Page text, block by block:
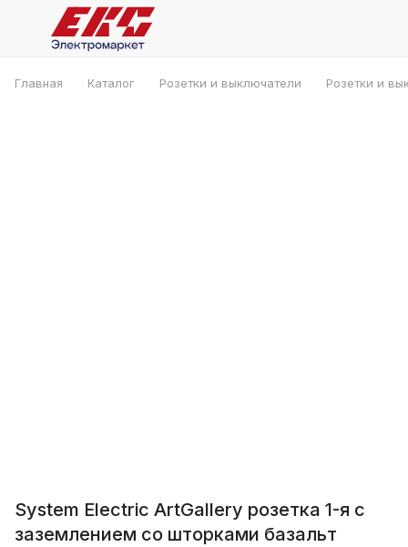
Главная Каталог Розетки и выключатели Розетки и
System Electric ArtGallery розетка 1-я с
заземлением со шторками базальт